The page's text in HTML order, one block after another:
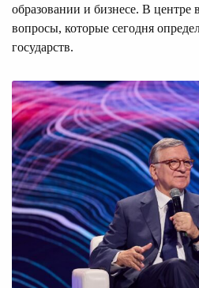
образовании и бизнесе. В центре
вопросы, которые сегодня
государств.